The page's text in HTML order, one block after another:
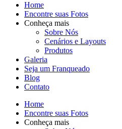
Home
Encontre suas Fotos
Conheça mais
Sobre Nós
Cenários e Layouts
Produtos
Galeria
Seja um Franqueado
Blog
Contato
Home
Encontre suas Fotos
Conheça mais